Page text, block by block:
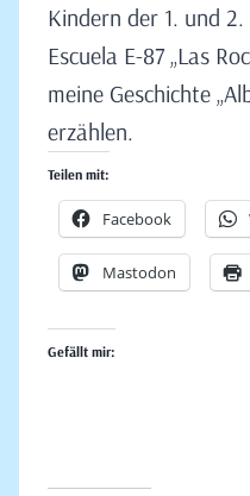
Kindern der 1. und
Escuela E-87 „Las
meine Geschichte
erzählen.
Teilen mit:
Facebook
Mastodon
Gefällt mir: